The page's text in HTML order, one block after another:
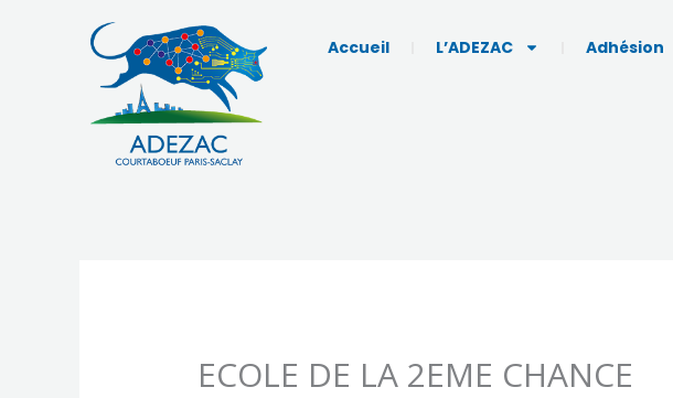
Accueil L’ADEZAC Adhésion
ECOLE DE LA 2EME CHANCE